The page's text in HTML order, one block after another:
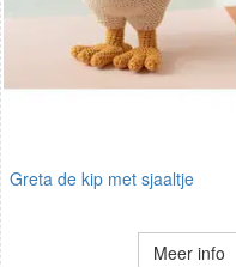
Greta de kip met sjaaltje
Meer info